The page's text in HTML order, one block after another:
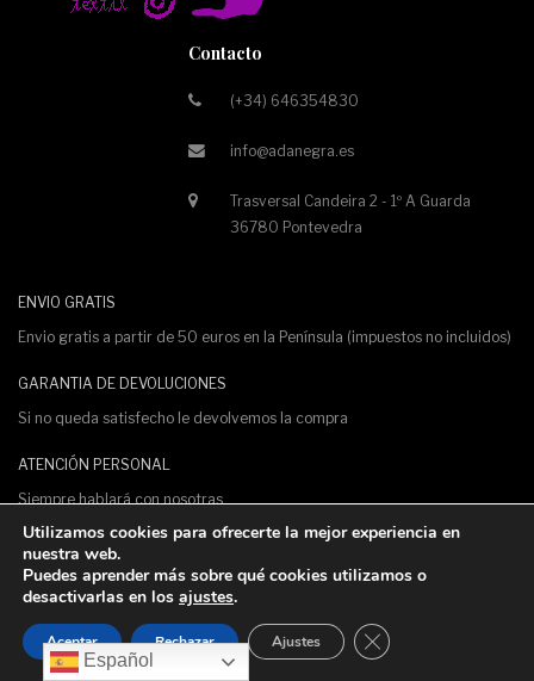
Contacto
(+34) 646354830
info@adanegra.es
Trasversal Candeira 2 - 1º A Guarda
36780 Pontevedra
ENVIO GRATIS
Envio gratis a partir de 50 euros en la Península (impuestos no incluidos)
GARANTIA DE DEVOLUCIONES
Si no queda satisfecho le devolvemos la compra
ATENCIÓN PERSONAL
Siempre hablará con nosotras.
PAGO 100% SEGURO
Pagos protegidos con certificado de seguridad SSL
Diseño y desarrollo porSerboweb
Español
Utilizamos cookies para ofrecerte la mejor experiencia en
nuestra web.
Puedes aprender más sobre qué cookies utilizamos o
desactivarlas en los ajustes.
Aceptar Rechazar Ajustes Cerrar el banner de